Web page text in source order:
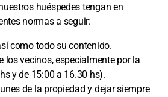
huéspedes tengan en
normas a seguir:
como todo su contenido.
los vecinos, especialmente por la
y de 15:00 a 16.30 hs).
de la propiedad y dejar siempre